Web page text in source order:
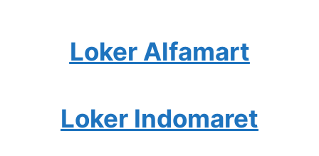
Loker Alfamart
Loker Indomaret